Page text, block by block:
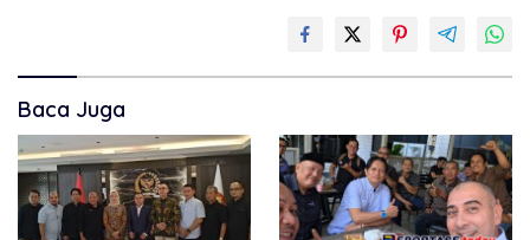
Baca Juga